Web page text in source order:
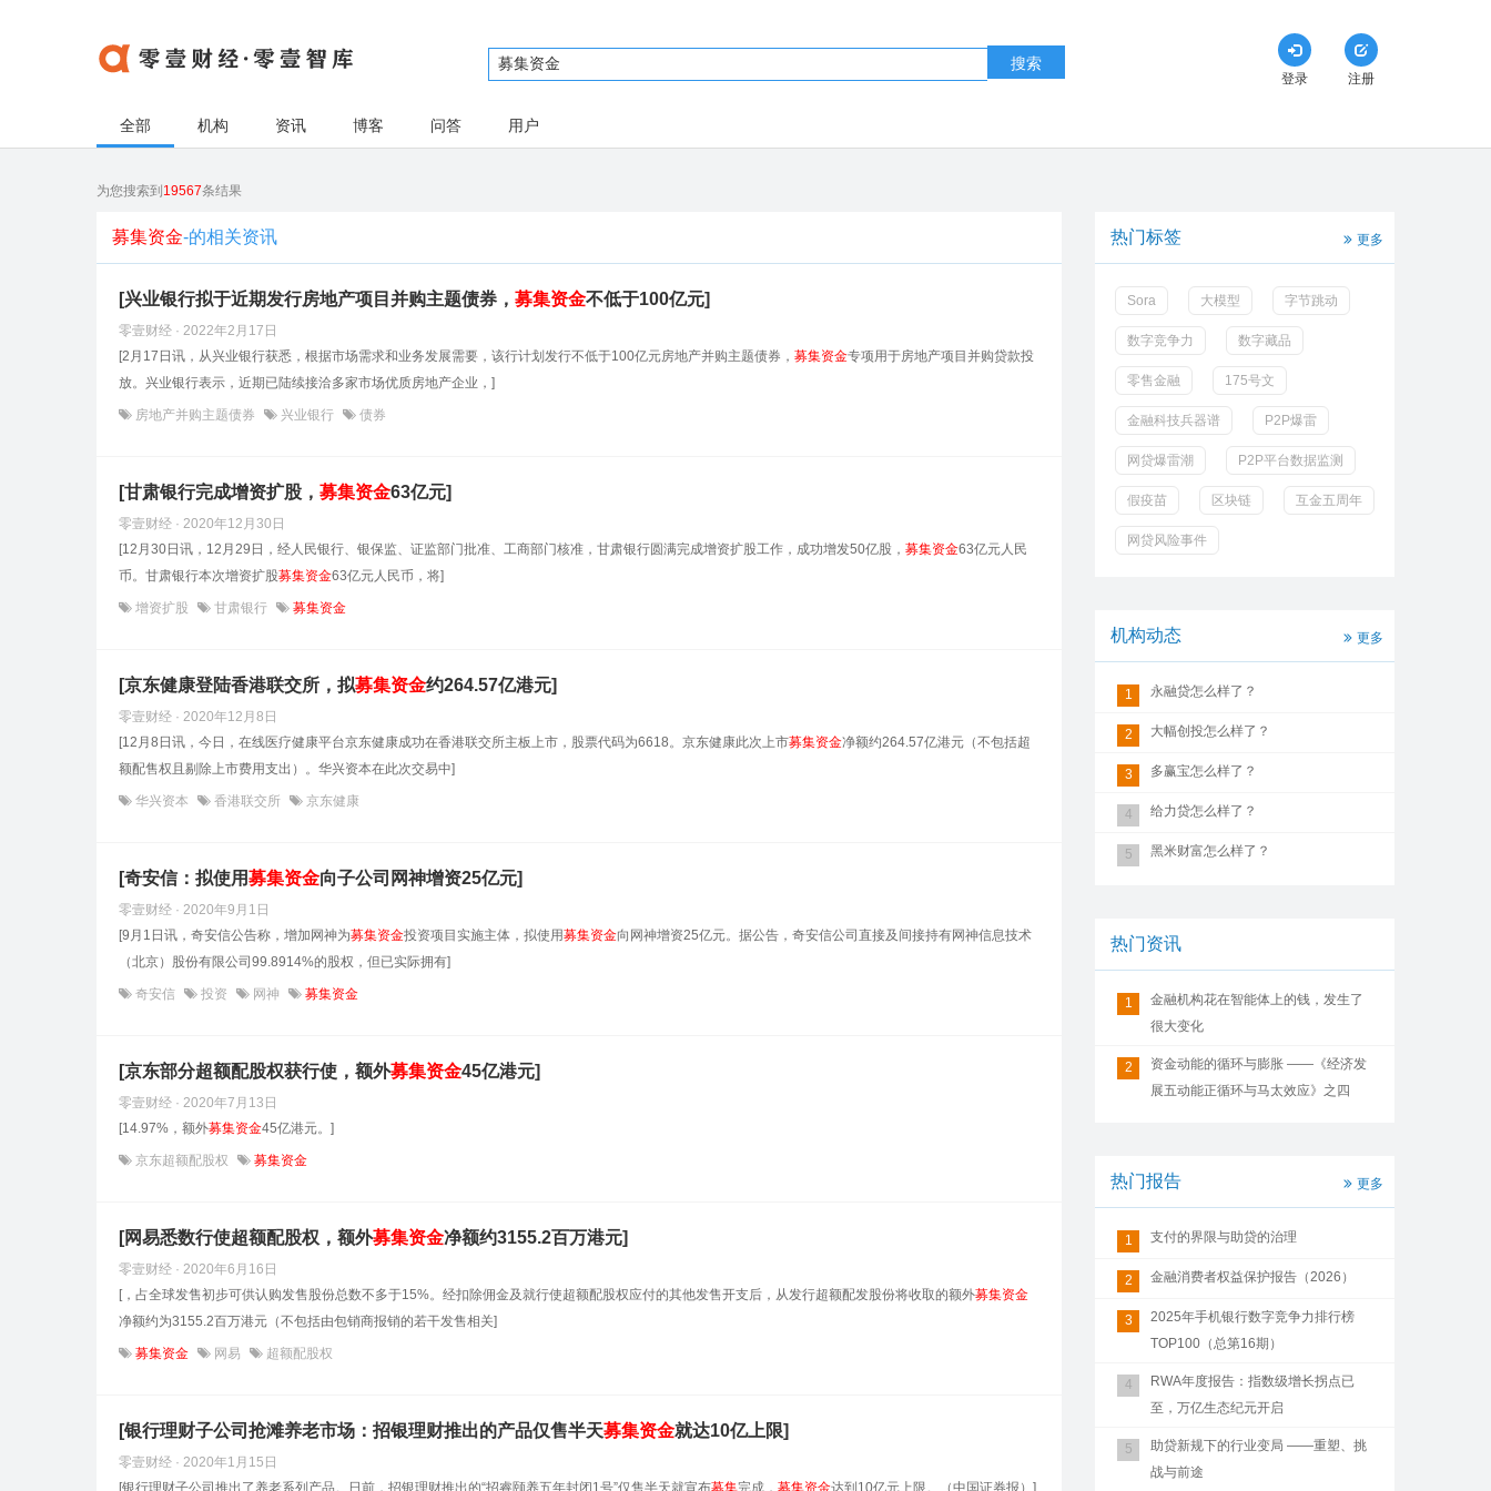
搜索
登录 注册
全部 机构 资讯 博客 问答 用户
为您搜索到 19567条结果
募集资金-的相关资讯
[兴业银行拟于近期发行房地产项目并购主题债券， 募集资金不低于100亿元]
零壹财经 · 2022年2月17日
[2月17日讯，从兴业银行获悉，根据市场需求和业务发展需要，该行计划发行不低于100亿元房地产并购主题债券， 募集资金专项用于房地产项目并购贷款投
放。兴业银行表示，近期已陆续接洽多家市场优质房地产企业，]
房地产并购主题债券 兴业银行 债券
[甘肃银行完成增资扩股， 募集资金63亿元]
零壹财经 · 2020年12月30日
[12月30日讯，12月29日，经人民银行、银保监、证监部门批准、工商部门核准，甘肃银行圆满完成增资扩股工作，成功增发50亿股， 募集资金63亿元人民
币。甘肃银行本次增资扩股募集资金63亿元人民币，将]
增资扩股 甘肃银行 募集资金
[京东健康登陆香港联交所，拟募集资金约264.57亿港元]
零壹财经 · 2020年12月8日
[12月8日讯，今日，在线医疗健康平台京东健康成功在香港联交所主板上市，股票代码为6618。京东健康此次上市募集资金净额约264.57亿港元（不包括超
额配售权且剔除上市费用支出）。华兴资本在此次交易中]
华兴资本 香港联交所 京东健康
[奇安信：拟使用募集资金向子公司网神增资25亿元]
零壹财经 · 2020年9月1日
[9月1日讯，奇安信公告称，增加网神为募集资金投资项目实施主体，拟使用募集资金向网神增资25亿元。据公告，奇安信公司直接及间接持有网神信息技术
（北京）股份有限公司99.8914%的股权，但已实际拥有]
奇安信 投资 网神 募集资金
[京东部分超额配股权获行使，额外募集资金45亿港元]
零壹财经 · 2020年7月13日
[14.97%，额外募集资金45亿港元。]
京东超额配股权 募集资金
[网易悉数行使超额配股权，额外募集资金净额约3155.2百万港元]
零壹财经 · 2020年6月16日
[，占全球发售初步可供认购发售股份总数不多于15%。经扣除佣金及就行使超额配股权应付的其他发售开支后，从发行超额配发股份将收取的额外募集资金
净额约为3155.2百万港元（不包括由包销商报销的若干发售相关]
募集资金 网易 超额配股权
[银行理财子公司抢滩养老市场：招银理财推出的产品仅售半天募集资金就达10亿上限]
零壹财经 · 2020年1月15日
[银行理财子公司推出了养老系列产品。日前，招银理财推出的“招睿颐养五年封闭1号”仅售半天就宣布募集完成， 募集资金达到10亿元上限。（中国证券报）]
热门标签 更多
Sora 大模型 字节跳动
数字竞争力 数字藏品
零售金融 175号文
金融科技兵器谱 P2P爆雷
网贷爆雷潮 P2P平台数据监测
假疫苗 区块链 互金五周年
网贷风险事件
机构动态 更多
1 永融贷怎么样了？
2 大幅创投怎么样了？
3 多赢宝怎么样了？
4 给力贷怎么样了？
5 黑米财富怎么样了？
热门资讯
1
金融机构花在智能体上的钱，发生了
很大变化
2
资金动能的循环与膨胀 ——《经济发
展五动能正循环与马太效应》之四
热门报告 更多
1 支付的界限与助贷的治理
2 金融消费者权益保护报告（2026）
3
2025年手机银行数字竞争力排行榜
TOP100（总第16期）
4
RWA年度报告：指数级增长拐点已
至，万亿生态纪元开启
5
助贷新规下的行业变局 ——重塑、挑
战与前途